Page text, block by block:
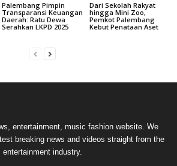
Palembang Pimpin
Transparansi Keuangan
Daerah: Ratu Dewa
Serahkan LKPD 2025
Dari Sekolah Rakyat
hingga Mini Zoo,
Pemkot Palembang
Kebut Penataan Aset
entertainment, music fashion website. We
breaking news and videos straight from the
entertainment industry.